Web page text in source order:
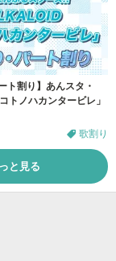
ト割り】あんスタ・
トノハカンタービレ」
歌割り
と見る